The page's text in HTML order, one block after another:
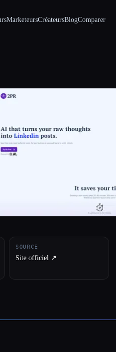
MarketeursCréateursBlogComparer
SOURCE
Site officiel ↗︎